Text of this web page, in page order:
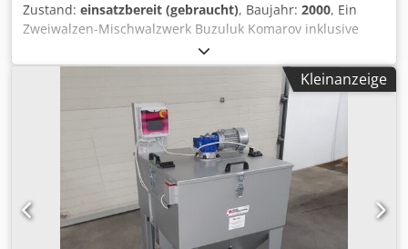
Zustand: einsatzbereit (gebraucht), Baujahr: 2000, Ein
Zweiwalzen-Mischwalzwerk Buzuluk Komarov inklusive
Stockblender für Elastomere steht zur Verfügung.
Walzendurchmesser: 750mm, Walzenbreite: 2500mm,
Oberflächenhärte: 65-80HSB, Hartschichttiefenbereich:
10mm-15mm, Leistungsaufnahme: 2×174kW,
Walzspaltbereich: 1mm-48mm, Gesamtgewicht: ca. 51t.
Stockblender: Buzuluk Komarov MOA 9, Baujahr: 2000,
Walzendurchmesser: 260mm, Walzenbreite: 2575mm,
Walzenanzahl: 2, Hartschichttiefenbereich: 10mm-15mm,
Leistungsaufnahme: 7,5kW, Steuerung: Siemens S7 SPS.
Dokumentation vorhanden. Eine Besichtigung vor Ort ist
möglich. Dodezk Nbiepfx Abrekr
Kleinanzeige